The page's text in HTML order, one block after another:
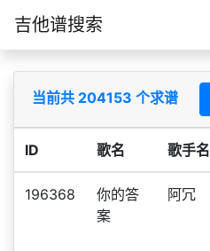
吉他谱搜索
当前共 204153 个求谱
ID 歌名 歌手名
196368
你的答
案
阿冗